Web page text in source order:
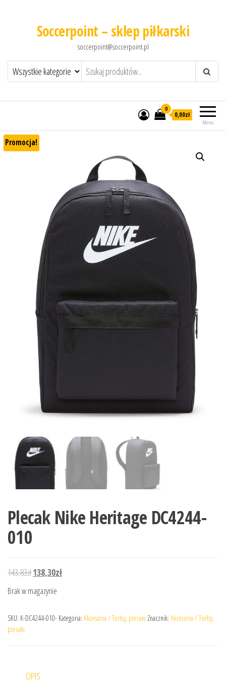
Soccerpoint – sklep piłkarski
soccerpoint@soccerpoint.pl
Menu
0
0,00zł
Promocja!
Plecak Nike Heritage DC4244-
010
143,83złPierwotna cena wynosiła: 143,83zł.
138,30złAktualna cena wynosi: 138,30zł.
Brak w magazynie
SKU: K-DC4244-010- Kategoria: Akcesoria / Torby, plecaki Znacznik: Akcesoria / Torby,
plecaki
OPIS